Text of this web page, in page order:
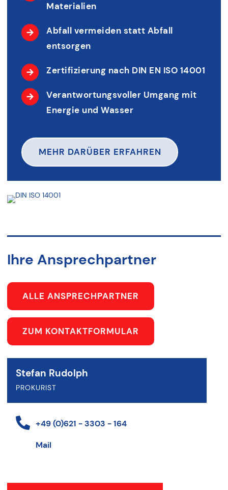
Materialien
Abfall vermeiden statt Abfall
entsorgen
Zertifizierung nach DIN EN ISO 14001
Verantwortungsvoller Umgang mit
Energie und Wasser
MEHR DARÜBER ERFAHREN
Ihre Ansprechpartner
ALLE ANSPRECHPARTNER
ZUM KONTAKTFORMULAR
Stefan Rudolph
PROKURIST
+49 (0)621 - 3303 - 164
Mail